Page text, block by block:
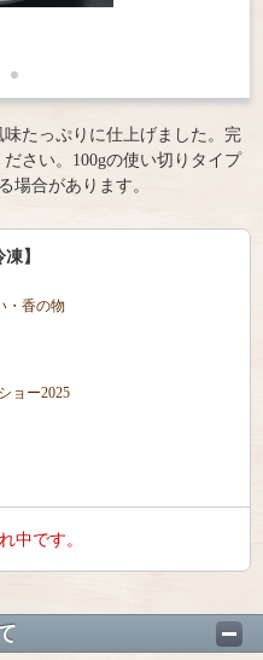
たっぷりに仕上げました。完
さい。100gの使い切りタイプ
場合があります。
】
・香の物
ョー2025
中です。